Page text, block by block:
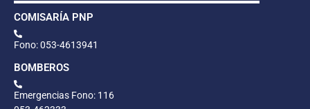
COMISARÍA PNP
Fono: 053-4613941
BOMBEROS
Emergencias Fono: 116